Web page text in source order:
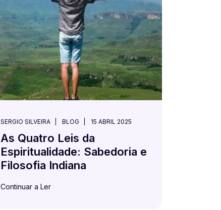
SERGIO SILVEIRA BLOG 15 ABRIL 2025
As Quatro Leis da
Espiritualidade: Sabedoria e
Filosofia Indiana
Continuar a Ler